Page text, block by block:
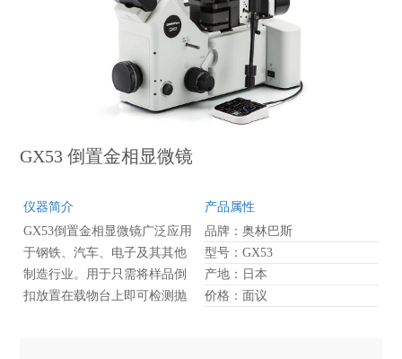
GX53 倒置金相显微镜
仪器简介
GX53倒置金相显微镜广泛应用
于钢铁、汽车、电子及其其他
制造行业。用于只需将样品倒
扣放置在载物台上即可检测抛
产品属性
品牌：奥林巴斯
型号：GX53
产地：日本
价格：面议